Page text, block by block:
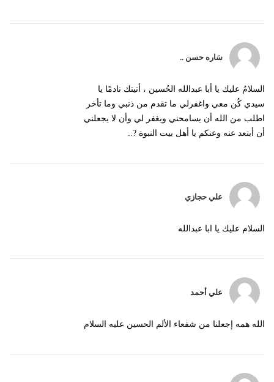
سَاره حسن ..
السلامُ عليك يا أبا عبدالله الحُسين ، أتيتك نادمًا يا
سيدي كُن معي واغفرلي ما تقدم من ذنبي وما تأخر
اطلب من الله أن يسامحني ويغفر لي وأن لا يجعلني
أن أبتعد عنه وعنكم يا أهل بيت النبوة ?..
علي حجازي
السلام عليك يا ابا عبدالله
علي أحمد
الله همه إجعلنا من شفعاء الألم الحسين عليه السلام